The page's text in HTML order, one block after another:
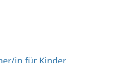
in für Kinder